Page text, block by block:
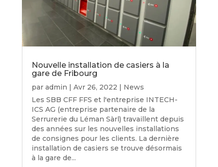
Nouvelle installation de casiers à la
gare de Fribourg
par admin | Avr 26, 2022 | News
Les SBB CFF FFS et l'entreprise INTECH-
ICS AG (entreprise partenaire de la
Serrurerie du Léman Sàrl) travaillent depuis
des années sur les nouvelles installations
de consignes pour les clients. La dernière
installation de casiers se trouve désormais
à la gare de...